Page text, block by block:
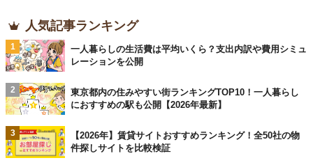
人気記事ランキング
1
一人暮らしの生活費は平均いくら？支出内訳や費用シミュ
レーションを公開
2
東京都内の住みやすい街ランキングTOP10！一人暮らし
におすすめの駅も公開【2026年最新】
3
【2026年】賃貸サイトおすすめランキング！全50社の物
件探しサイトを比較検証